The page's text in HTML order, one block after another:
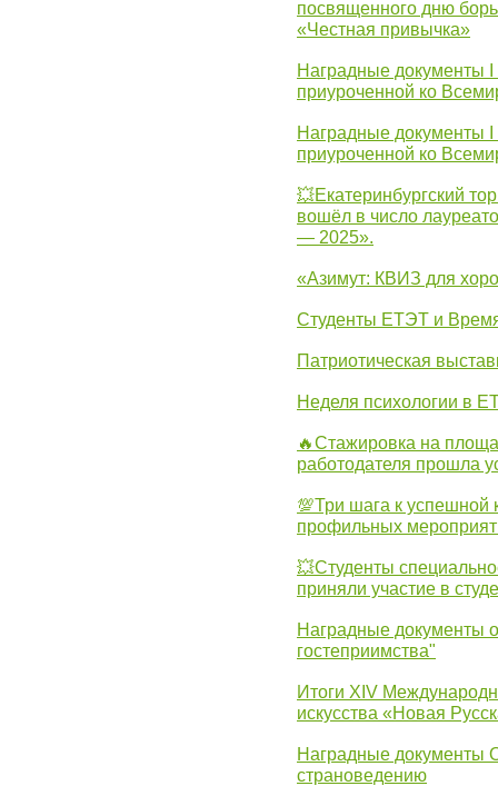
посвященного дню
«Честная привычка»
Наградные документы
приуроченной ко
Наградные документы
приуроченной ко
💥Екатеринбургский
вошёл в число
— 2025».
«Азимут: КВИЗ для
Студенты ЕТЭТ и
Патриотическая
Неделя психологии в
🔥Стажировка на
работодателя прошла
💯Три шага к успешной
профильных
💥Студенты
приняли участие в
Наградные документы
гостеприимства"
Итоги XIV
искусства «Новая
Наградные документы
страноведению